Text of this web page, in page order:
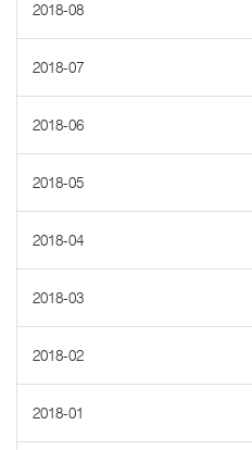
2018-08
2018-07
2018-06
2018-05
2018-04
2018-03
2018-02
2018-01